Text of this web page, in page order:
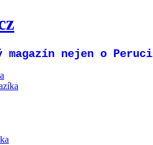
magazín nejen o Peruci